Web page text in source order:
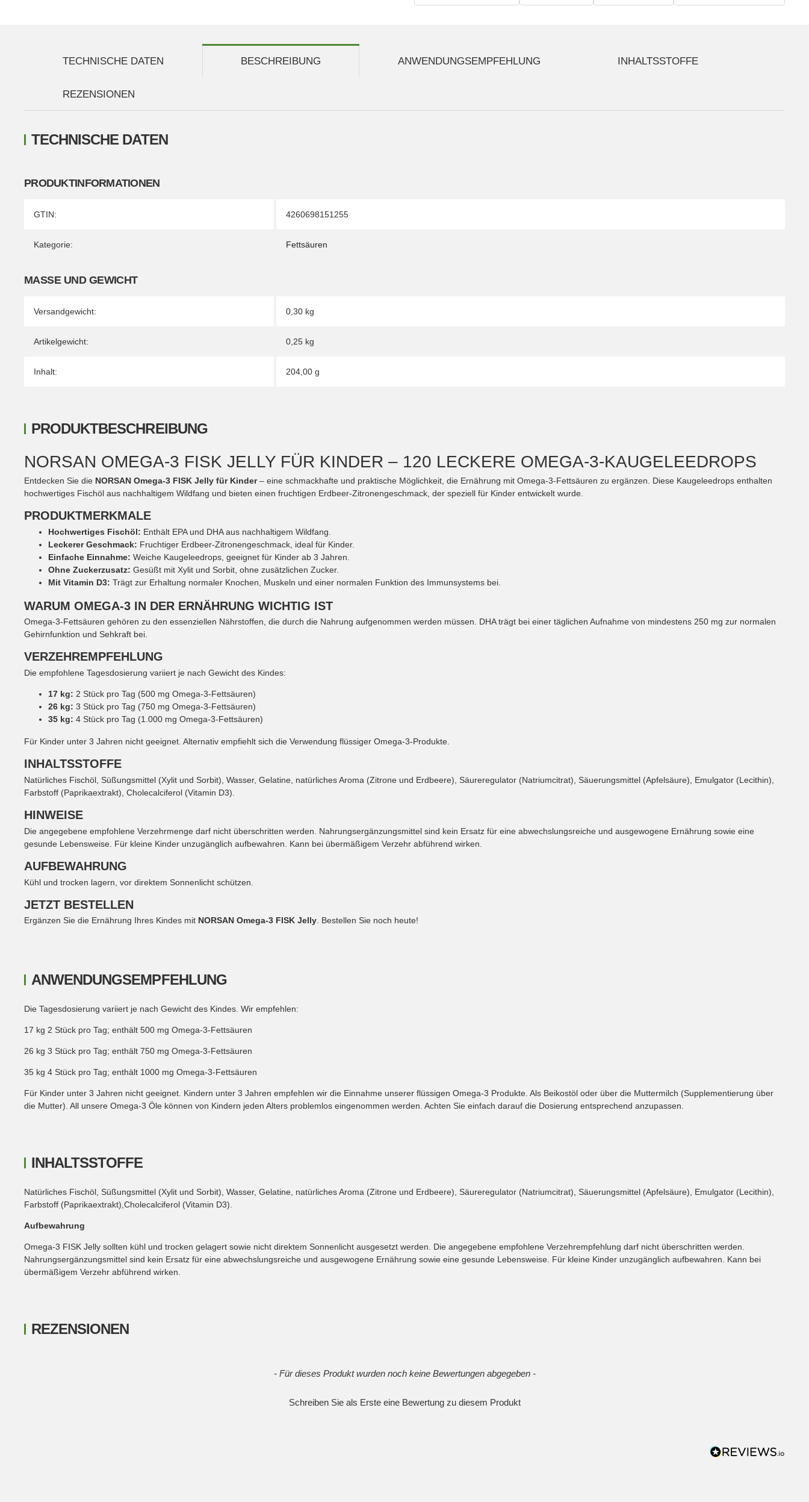
TECHNISCHE DATEN BESCHREIBUNG ANWENDUNGSEMPFEHLUNG INHALTSSTOFFE
REZENSIONEN
TECHNISCHE DATEN
PRODUKTINFORMATIONEN
Produkteigenschaft
Wert
GTIN: 4260698151255
Kategorie: Fettsäuren
MASSE UND GEWICHT
Versandgewicht: 0,30 kg
Artikelgewicht: 0,25 kg
Inhalt: 204,00 g
PRODUKTBESCHREIBUNG
NORSAN OMEGA-3 FISK JELLY FÜR KINDER – 120 LECKERE OMEGA-3-KAUGELEEDROPS
Entdecken Sie die NORSAN Omega-3 FISK Jelly für Kinder– eine schmackhafte und praktische Möglichkeit, die Ernährung mit Omega-3-Fettsäuren zu ergänzen. Diese Kaugeleedrops enthalten
hochwertiges Fischöl aus nachhaltigem Wildfang und bieten einen fruchtigen Erdbeer-Zitronengeschmack, der speziell für Kinder entwickelt wurde.
PRODUKTMERKMALE
Hochwertiges Fischöl: Enthält EPA und DHA aus nachhaltigem Wildfang.
Leckerer Geschmack: Fruchtiger Erdbeer-Zitronengeschmack, ideal für Kinder.
Einfache Einnahme: Weiche Kaugeleedrops, geeignet für Kinder ab 3 Jahren.
Ohne Zuckerzusatz: Gesüßt mit Xylit und Sorbit, ohne zusätzlichen Zucker.
Mit Vitamin D3: Trägt zur Erhaltung normaler Knochen, Muskeln und einer normalen Funktion des Immunsystems bei.
WARUM OMEGA-3 IN DER ERNÄHRUNG WICHTIG IST
Omega-3-Fettsäuren gehören zu den essenziellen Nährstoffen, die durch die Nahrung aufgenommen werden müssen. DHA trägt bei einer täglichen Aufnahme von mindestens 250 mg zur normalen
Gehirnfunktion und Sehkraft bei.
VERZEHREMPFEHLUNG
Die empfohlene Tagesdosierung variiert je nach Gewicht des Kindes:
17 kg: 2 Stück pro Tag (500 mg Omega-3-Fettsäuren)
26 kg: 3 Stück pro Tag (750 mg Omega-3-Fettsäuren)
35 kg: 4 Stück pro Tag (1.000 mg Omega-3-Fettsäuren)
Für Kinder unter 3 Jahren nicht geeignet. Alternativ empfiehlt sich die Verwendung flüssiger Omega-3-Produkte.
INHALTSSTOFFE
Natürliches Fischöl, Süßungsmittel (Xylit und Sorbit), Wasser, Gelatine, natürliches Aroma (Zitrone und Erdbeere), Säureregulator (Natriumcitrat), Säuerungsmittel (Apfelsäure), Emulgator (Lecithin),
Farbstoff (Paprikaextrakt), Cholecalciferol (Vitamin D3).
HINWEISE
Die angegebene empfohlene Verzehrmenge darf nicht überschritten werden. Nahrungsergänzungsmittel sind kein Ersatz für eine abwechslungsreiche und ausgewogene Ernährung sowie eine
gesunde Lebensweise. Für kleine Kinder unzugänglich aufbewahren. Kann bei übermäßigem Verzehr abführend wirken.
AUFBEWAHRUNG
Kühl und trocken lagern, vor direktem Sonnenlicht schützen.
JETZT BESTELLEN
Ergänzen Sie die Ernährung Ihres Kindes mit NORSAN Omega-3 FISK Jelly. Bestellen Sie noch heute!
ANWENDUNGSEMPFEHLUNG
Die Tagesdosierung variiert je nach Gewicht des Kindes. Wir empfehlen:
17 kg 2 Stück pro Tag; enthält 500 mg Omega-3-Fettsäuren
26 kg 3 Stück pro Tag; enthält 750 mg Omega-3-Fettsäuren
35 kg 4 Stück pro Tag; enthält 1000 mg Omega-3-Fettsäuren
Für Kinder unter 3 Jahren nicht geeignet. Kindern unter 3 Jahren empfehlen wir die Einnahme unserer flüssigen Omega-3 Produkte. Als Beikostöl oder über die Muttermilch (Supplementierung über
die Mutter). All unsere Omega-3 Öle können von Kindern jeden Alters problemlos eingenommen werden. Achten Sie einfach darauf die Dosierung entsprechend anzupassen.
INHALTSSTOFFE
Natürliches Fischöl, Süßungsmittel (Xylit und Sorbit), Wasser, Gelatine, natürliches Aroma (Zitrone und Erdbeere), Säureregulator (Natriumcitrat), Säuerungsmittel (Apfelsäure), Emulgator (Lecithin),
Farbstoff (Paprikaextrakt),Cholecalciferol (Vitamin D3).
Aufbewahrung
Omega-3 FISK Jelly sollten kühl und trocken gelagert sowie nicht direktem Sonnenlicht ausgesetzt werden. Die angegebene empfohlene Verzehrempfehlung darf nicht überschritten werden.
Nahrungsergänzungsmittel sind kein Ersatz für eine abwechslungsreiche und ausgewogene Ernährung sowie eine gesunde Lebensweise. Für kleine Kinder unzugänglich aufbewahren. Kann bei
übermäßigem Verzehr abführend wirken.
REZENSIONEN
- Für dieses Produkt wurden noch keine Bewertungen abgegeben -
Schreiben Sie als Erste eine Bewertung zu diesem Produkt